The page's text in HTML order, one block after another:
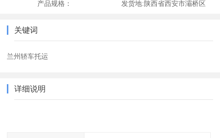
产品规格： 发货地:陕西省西安市灞桥区
关键词
兰州轿车托运
详细说明